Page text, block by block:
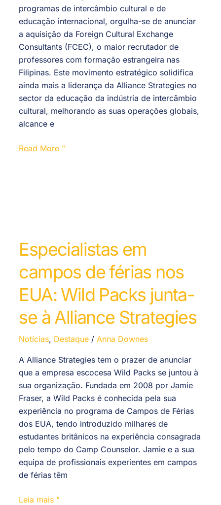
programas de intercâmbio cultural e de
educação internacional, orgulha-se de anunciar
a aquisição da Foreign Cultural Exchange
Consultants (FCEC), o maior recrutador de
professores com formação estrangeira nas
Filipinas. Este movimento estratégico solidifica
ainda mais a liderança da Alliance Strategies no
sector da educação da indústria de intercâmbio
cultural, melhorando as suas operações globais,
alcance e
Read More "
Especialistas em
campos de férias nos
EUA: Wild Packs junta-
se à Alliance Strategies
Notícias, Destaque / Anna Downes
A Alliance Strategies tem o prazer de anunciar
que a empresa escocesa Wild Packs se juntou à
sua organização. Fundada em 2008 por Jamie
Fraser, a Wild Packs é conhecida pela sua
experiência no programa de Campos de Férias
dos EUA, tendo introduzido milhares de
estudantes britânicos na experiência consagrada
pelo tempo do Camp Counselor. Jamie e a sua
equipa de profissionais experientes em campos
de férias têm
Leia mais "